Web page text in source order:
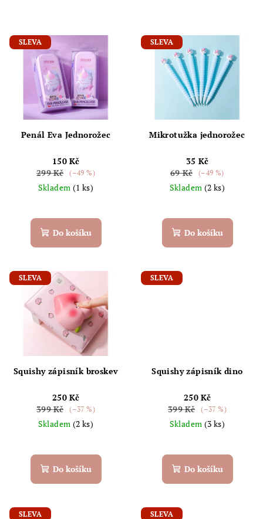
SLEVA
Penál Eva Jednorožec
150 Kč
299 Kč
(–49 %)
Skladem (1 ks)
Do košíku
SLEVA
Mikrotužka jednorožec
35 Kč
69 Kč
(–49 %)
Skladem (2 ks)
Do košíku
SLEVA
Squishy zápisník broskev
250 Kč
399 Kč
(–37 %)
Skladem (2 ks)
Do košíku
SLEVA
Squishy zápisník dino
250 Kč
399 Kč
(–37 %)
Skladem (3 ks)
hodnocení
produktu
Do košíku
SLEVA SLEVA